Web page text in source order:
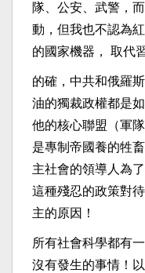
隊、公安、武警，
動，但我也不認為
的國家機器， 取代
的確，中共和俄羅
油的獨裁政權都是
他的核心聯盟（軍
是專制帝國養的牲
主社會的領導人為
這種殘忍的政策對
主的原因！
所有社會科學都有
沒有發生的事情！